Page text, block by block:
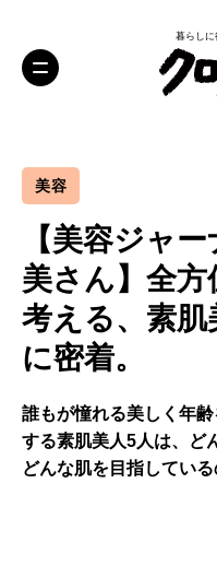
暮らしに
美容
【美容ジャ
美さん】全
考える、素肌
に密着。
誰もが憧れる美しく年
する素肌美人5人は、ど
どんな肌を目指している